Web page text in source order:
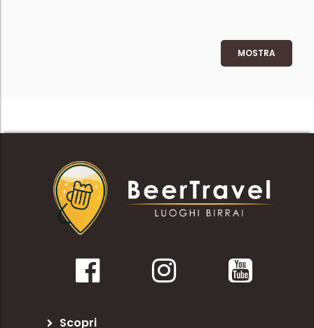
MOSTRA
Scopri